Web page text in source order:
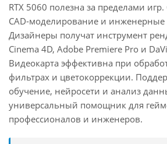
RTX 5060 полезна за пределами
CAD-моделирование и инженерные
Дизайнеры получат инструмент
Cinema 4D, Adobe Premiere Pro и
Видеокарта эффективна при
фильтрах и цветокоррекции.
обучение, нейросети и анализ
универсальный помощник для
профессионалов и инженеров.